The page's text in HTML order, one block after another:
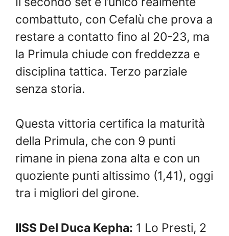
combattuto, con Cefalù che prova a
restare a contatto fino al 20-23, ma
la Primula chiude con freddezza e
disciplina tattica. Terzo parziale
senza storia.
Questa vittoria certifica la maturità
della Primula, che con 9 punti
rimane in piena zona alta e con un
quoziente punti altissimo (1,41), oggi
tra i migliori del girone.
IISS Del Duca Kepha: 1 Lo Presti, 2